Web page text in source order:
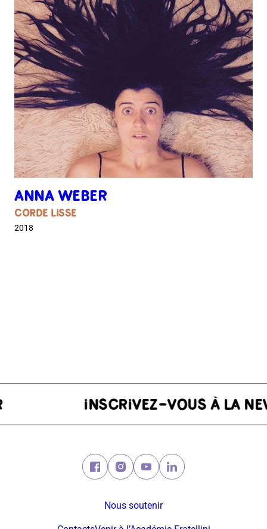
ANNA WEBER
CORDE LISSE
2018
Facebook (nouvelle fenêtre)
Instagram (nouvelle fenêtre)
Youtube (nouvelle fenêtre)
Linkedin (nouvelle
Nous soutenir